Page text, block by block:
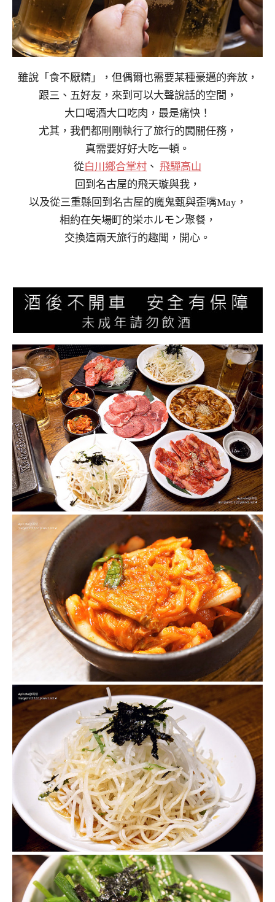
雖說「食不厭精」，但偶爾也需要某種豪邁的奔放，
跟三、五好友，來到可以大聲說話的空間，
大口喝酒大口吃肉，最是痛快！
尤其，我們都剛剛執行了旅行的闖關任務，
真需要好好大吃一頓。
從白川鄉合掌村 、 飛驒高山
回到名古屋的飛天璇與我，
以及從三重縣回到名古屋的魔鬼甄與歪嘴May，
相約在矢場町的栄ホルモン聚餐，
交換這兩天旅行的趣聞，開心。